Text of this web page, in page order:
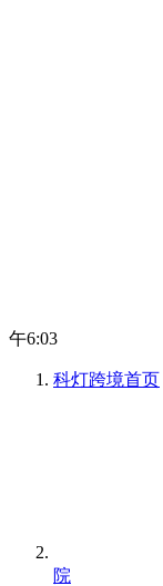
午6:03
科灯跨境首页
院